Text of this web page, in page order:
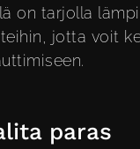
on tarjolla
jotta voit
paras